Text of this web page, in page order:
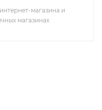
магазина и
магазинах